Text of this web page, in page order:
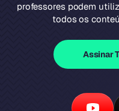
professores podem
todos os
Assinar